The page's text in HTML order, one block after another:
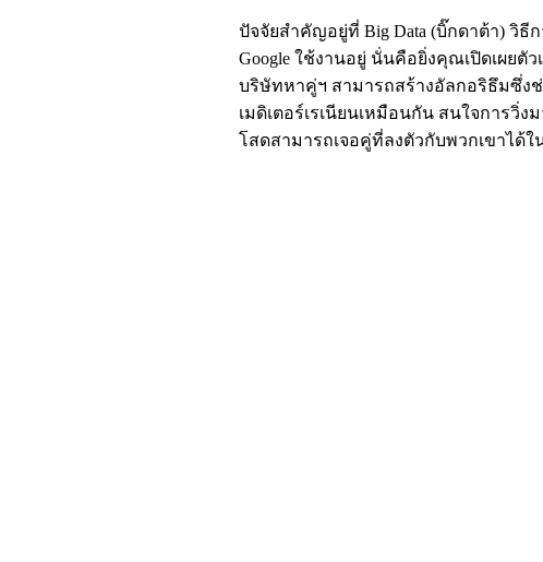
ปัจจัยสำคัญอยู่ที่ Big Data (บิ๊กดาต้า) วิธี
Google ใช้งานอยู่ นั่นคือยิ่งคุณเปิดเผย
บริษัทหาคู่ฯ สามารถสร้างอัลกอริธึมซึ่ง
เมดิเตอร์เรเนียนเหมือนกัน สนใจการ
โสดสามารถเจอคู่ที่ลงตัวกับพวกเขาได้